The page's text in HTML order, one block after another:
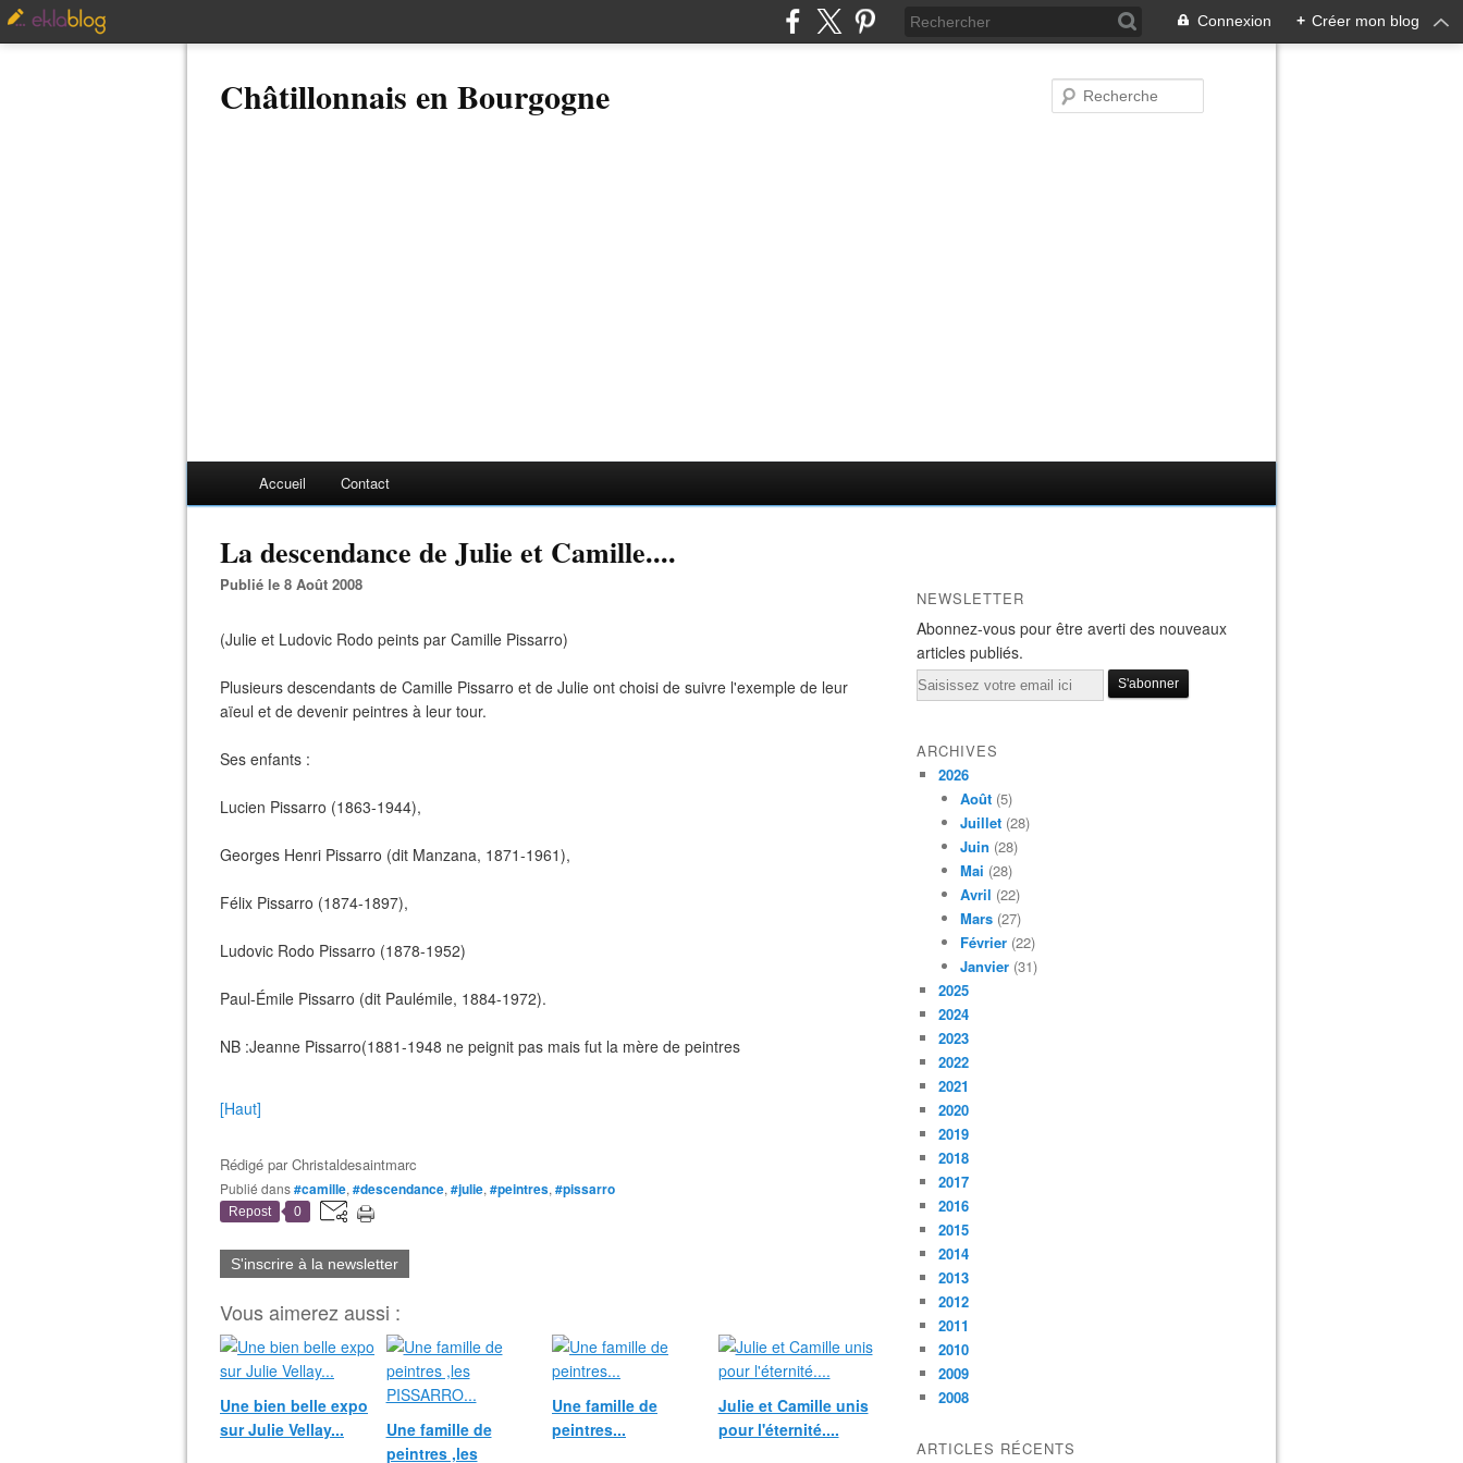
Connexion + Créer mon blog
Châtillonnais en Bourgogne
Accueil Contact
La descendance de Julie et Camille....
Publié le 8 Août 2008
(Julie et Ludovic Rodo peints par Camille Pissarro)
Plusieurs descendants de Camille Pissarro et de Julie ont choisi de suivre l'exemple de leur
aïeul et de devenir peintres à leur tour.
Ses enfants :
Lucien Pissarro (1863-1944),
Georges Henri Pissarro (dit Manzana, 1871-1961),
Félix Pissarro (1874-1897),
Ludovic Rodo Pissarro (1878-1952)
Paul-Émile Pissarro (dit Paulémile, 1884-1972).
NB :Jeanne Pissarro(1881-1948 ne peignit pas mais fut la mère de peintres
[Haut]
Rédigé parChristaldesaintmarc
Publié dans#camille, #descendance, #julie, #peintres, #pissarro
Repost 0
S'inscrire à la newsletter
Vous aimerez aussi :
Une bien belle expo
sur Julie Vellay...
Une famille de
peintres ,les
Une famille de
peintres...
Julie et Camille unis
pour l'éternité....
NEWSLETTER
Abonnez-vous pour être averti des nouveaux
articles publiés.
Email
ARCHIVES
2026
Août (5)
Juillet (28)
Juin (28)
Mai (28)
Avril (22)
Mars (27)
Février (22)
Janvier (31)
2025
2024
2023
2022
2021
2020
2019
2018
2017
2016
2015
2014
2013
2012
2011
2010
2009
2008
ARTICLES RÉCENTS